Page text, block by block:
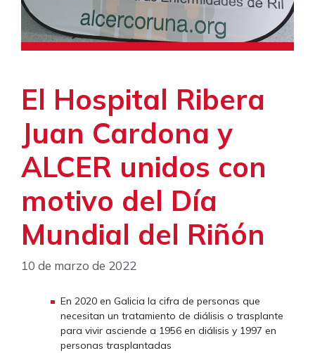
El Hospital Ribera
Juan Cardona y
ALCER unidos con
motivo del Día
Mundial del Riñón
10 de marzo de 2022
En 2020 en Galicia la cifra de personas que
necesitan un tratamiento de diálisis o trasplante
para vivir asciende a 1956 en diálisis y 1997 en
personas trasplantadas